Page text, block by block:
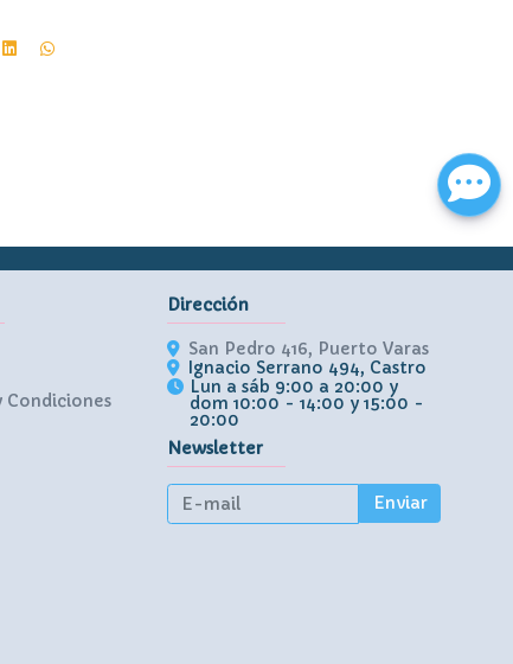
Condiciones
Dirección
San Pedro 416, Puerto Varas
Ignacio Serrano 494, Castro
Lun a sáb 9:00 a 20:00 y
dom 10:00 - 14:00 y 15:00 -
20:00
Newsletter
Enviar